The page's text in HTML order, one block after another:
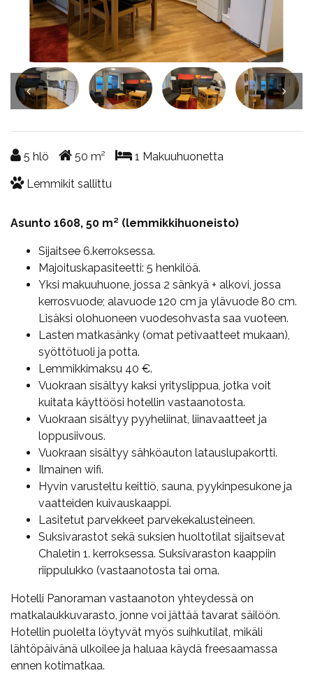
5 hlö 50 m² 1 Makuuhuonetta
Lemmikit sallittu
Asunto 1608, 50 m² (lemmikkihuoneisto)
Sijaitsee 6.kerroksessa.
Majoituskapasiteetti: 5 henkilöä.
Yksi makuuhuone, jossa 2 sänkyä + alkovi, jossa
kerrosvuode; alavuode 120 cm ja ylävuode 80 cm.
Lisäksi olohuoneen vuodesohvasta saa vuoteen.
Lasten matkasänky (omat petivaatteet mukaan),
syöttötuoli ja potta.
Lemmikkimaksu 40 €.
Vuokraan sisältyy kaksi yrityslippua, jotka voit
kuitata käyttöösi hotellin vastaanotosta.
Vuokraan sisältyy pyyheliinat, liinavaatteet ja
loppusiivous.
Vuokraan sisältyy sähköauton latauslupakortti.
Ilmainen wifi.
Hyvin varusteltu keittiö, sauna, pyykinpesukone ja
vaatteiden kuivauskaappi.
Lasitetut parvekkeet parvekekalusteineen.
Suksivarastot sekä suksien huoltotilat sijaitsevat
Chaletin 1. kerroksessa. Suksivaraston kaappiin
riippulukko (vastaanotosta tai oma.
Hotelli Panoraman vastaanoton yhteydessä on
matkalaukkuvarasto, jonne voi jättää tavarat säilöön.
Hotellin puolelta löytyvät myös suihkutilat, mikäli
lähtöpäivänä ulkoilee ja haluaa käydä freesaamassa
ennen kotimatkaa.